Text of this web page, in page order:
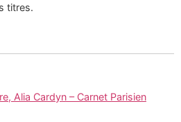
titres.
Alia Cardyn – Carnet Parisien